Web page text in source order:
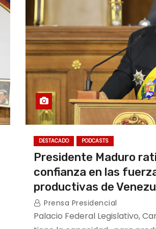
DESTACADO PODCASTS
Presidente Maduro
confianza en las
productivas de
Prensa Presidencial
Palacio Federal Legislativo,